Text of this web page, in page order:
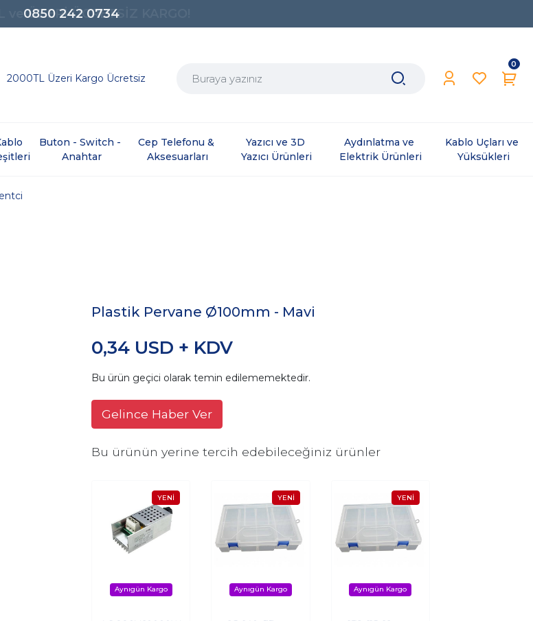
0850 242 0734
2000TL Üzeri Kargo Ücretsiz
0
Buton - Switch -
Anahtar
Cep Telefonu &
Aksesuarları
Yazıcı ve 3D
Yazıcı Ürünleri
Aydınlatma ve
Elektrik Ürünleri
Kablo Uçları ve
Yüksükleri
Plastik Pervane Ø100mm - Mavi
0,34 USD + KDV
Bu ürün geçici olarak temin edilememektedir.
Gelince Haber Ver
Bu ürünün yerine tercih edebileceğiniz ürünler